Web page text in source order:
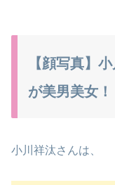
【顔写真】
が美男美女！
小川祥汰さんは、